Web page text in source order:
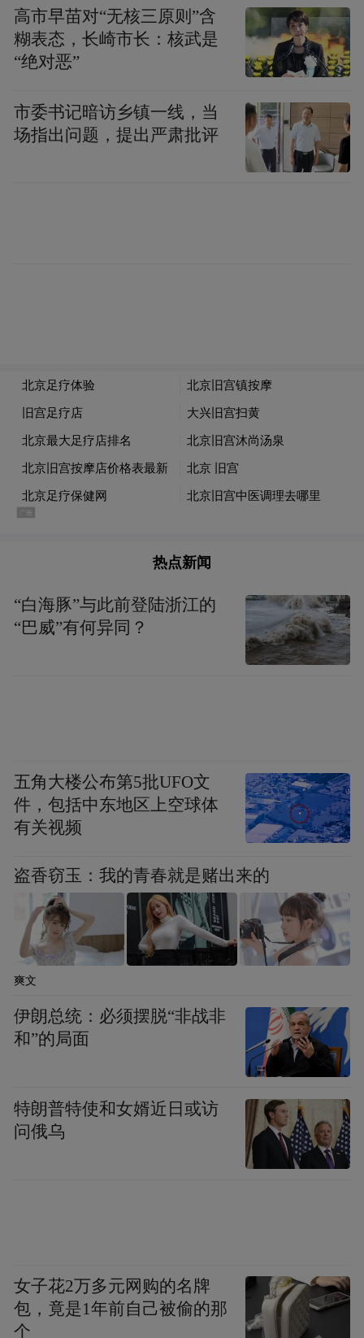
布局，四大生产基地优势互补、协同联动。
加之战略投资超聚变拓展下游算力场景，惠
丰钻石成功构建起“上游原料—中游材料—下
游应用”的散热全产业链。
借助包头项目产能加持，公司全面布局两大
布，本平台仅提供信息存储空间服务。
pictures and audios if any) is uploaded and posted
by the user of Dafeng Hao, which is a social media
space services.”
高市早苗对“无核三原则”含
糊表态，长崎市长：核武是
“绝对恶”
市委书记暗访乡镇一线，当
场指出问题，提出严肃批评
热点新闻
“白海豚”与此前登陆浙江的
“巴威”有何异同？
五角大楼公布第5批UFO文
件，包括中东地区上空球体
有关视频
盗香窃玉：我的青春就是赌出来的
爽文
伊朗总统：必须摆脱“非战非
和”的局面
特朗普特使和女婿近日或访
问俄乌
女子花2万多元网购的名牌
包，竟是1年前自己被偷的那
个